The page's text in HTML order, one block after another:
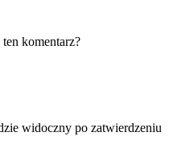
ten komentarz?
widoczny po zatwierdzeniu